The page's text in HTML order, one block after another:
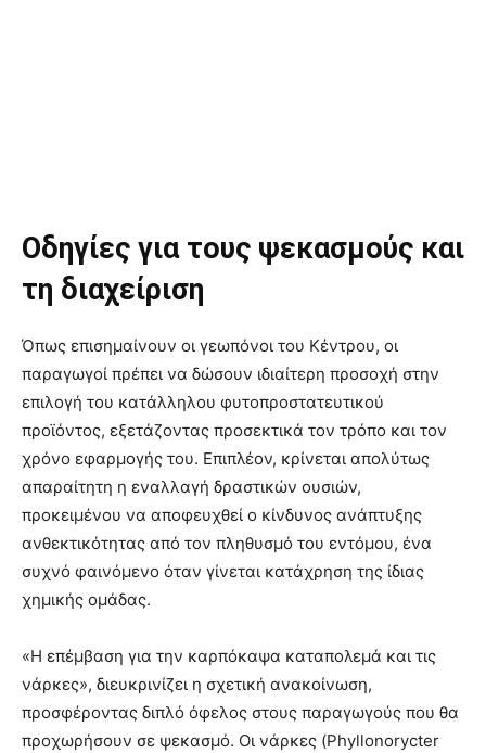
Οδηγίες για τους ψεκασμούς και
τη διαχείριση
Όπως επισημαίνουν οι γεωπόνοι του Κέντρου, οι
παραγωγοί πρέπει να δώσουν ιδιαίτερη προσοχή στην
επιλογή του κατάλληλου φυτοπροστατευτικού
προϊόντος, εξετάζοντας προσεκτικά τον τρόπο και τον
χρόνο εφαρμογής του. Επιπλέον, κρίνεται απολύτως
απαραίτητη η εναλλαγή δραστικών ουσιών,
προκειμένου να αποφευχθεί ο κίνδυνος ανάπτυξης
ανθεκτικότητας από τον πληθυσμό του εντόμου, ένα
συχνό φαινόμενο όταν γίνεται κατάχρηση της ίδιας
χημικής ομάδας.
«Η επέμβαση για την καρπόκαψα καταπολεμά και τις
νάρκες», διευκρινίζει η σχετική ανακοίνωση,
προσφέροντας διπλό όφελος στους παραγωγούς που θα
προχωρήσουν σε ψεκασμό. Οι νάρκες (Phyllonorycter